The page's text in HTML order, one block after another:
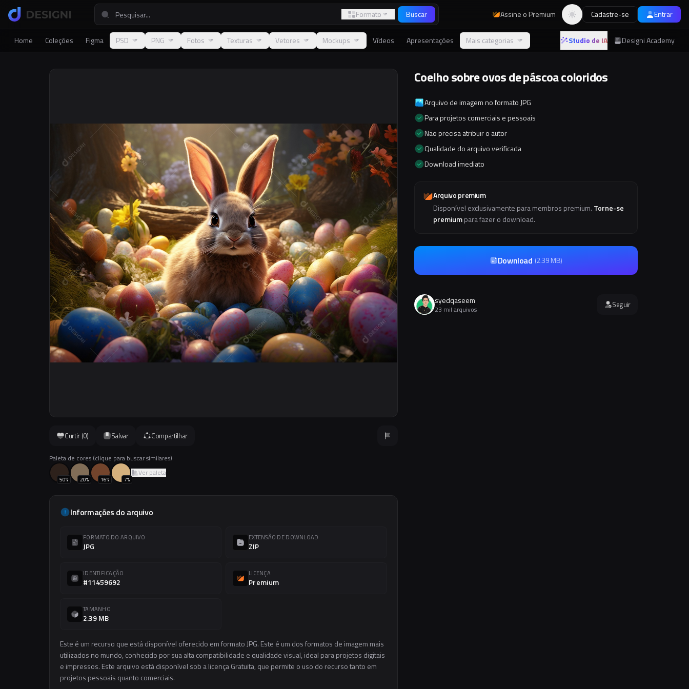
Formato Buscar Assine o Premium Alternar tema
Cadastre-se Entrar
Home Coleções Figma PSD PNG Fotos Texturas Vetores Mockups Vídeos Apresentações Mais categorias Studio de IA Designi Academy
Curtir (0) Salvar Compartilhar
Paleta de cores (clique para buscar similares):
50% 20% 16% 7%
Ver paleta
Informações do arquivo
FORMATO DO ARQUIVO
JPG
EXTENSÃO DE DOWNLOAD
ZIP
IDENTIFICAÇÃO
#11459692
LICENÇA
Premium
TAMANHO
2.39 MB
Este é um recurso que está disponível oferecido em formato JPG. Este é um dos formatos de imagem mais
utilizados no mundo, conhecido por sua alta compatibilidade e qualidade visual, ideal para projetos digitais
e impressos. Este arquivo está disponível sob a licença Gratuita, que permite o uso do recurso tanto em
projetos pessoais quanto comerciais.
Coelho sobre ovos de páscoa coloridos
Arquivo de imagem no formato JPG
Para projetos comerciais e pessoais
Não precisa atribuir o autor
Qualidade do arquivo verificada
Download imediato
Arquivo premium
Disponível exclusivamente para membros premium. Torne-se
premiumpara fazer o download.
Download (2.39 MB)
syedqaseem
23 mil arquivos Seguir